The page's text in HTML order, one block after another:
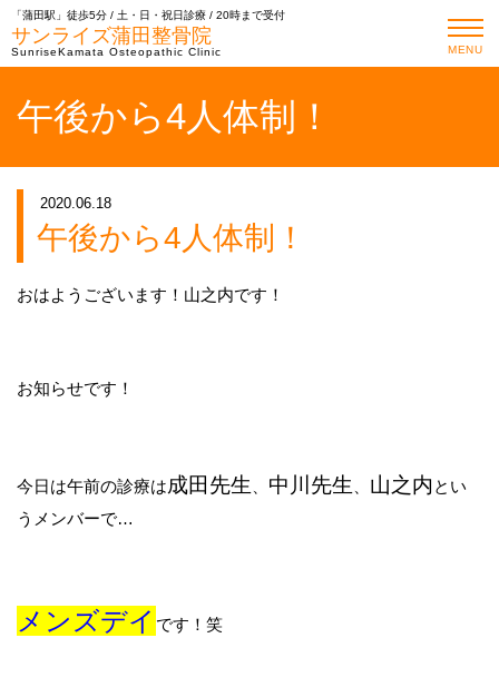
「蒲田駅」徒歩5分 / 土・日・祝日診療 / 20時まで受付
サンライズ蒲田整骨院
SunriseKamata Osteopathic Clinic MENU
午後から4人体制！
2020.06.18
午後から4人体制！
おはようございます！山之内です！
お知らせです！
今日は午前の診療は成田先生 中川先生 山之内 とい
うメンバーで…
メンズデイ です！笑